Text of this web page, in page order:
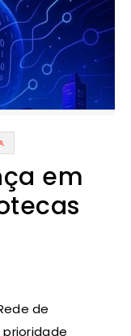
em
de